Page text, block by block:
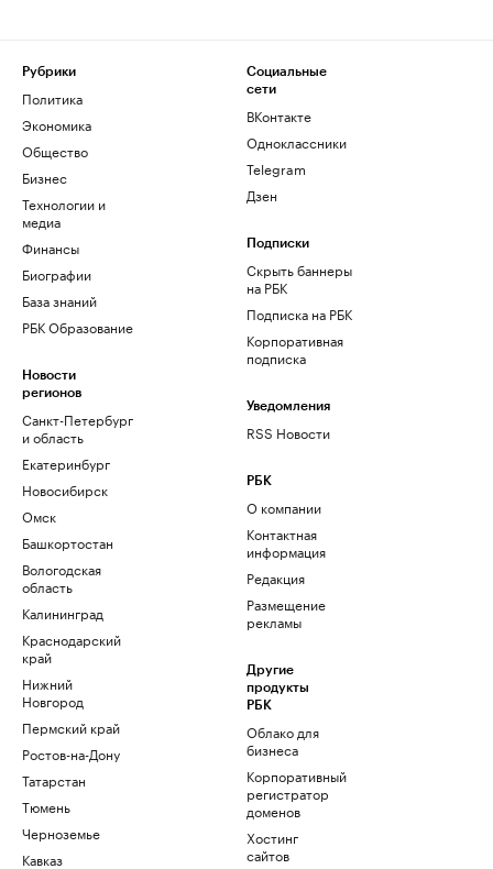
Рубрики
Политика
Экономика
Общество
Бизнес
Технологии и
медиа
Финансы
Биографии
База знаний
РБК Образование
Новости
регионов
Санкт-Петербург
и область
Екатеринбург
Новосибирск
Омск
Башкортостан
Вологодская
область
Калининград
Краснодарский
край
Нижний
Новгород
Пермский край
Ростов-на-Дону
Татарстан
Тюмень
Черноземье
Кавказ
Социальные
сети
ВКонтакте
Одноклассники
Telegram
Дзен
Подписки
Скрыть баннеры
на РБК
Подписка на РБК
Корпоративная
подписка
Уведомления
RSS Новости
РБК
О компании
Контактная
информация
Редакция
Размещение
рекламы
Другие
продукты
РБК
Облако для
бизнеса
Корпоративный
регистратор
доменов
Хостинг
сайтов